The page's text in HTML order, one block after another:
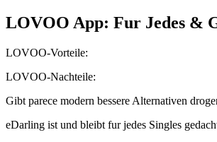
LOVOO App: Fur Jedes &
LOVOO-Vorteile:
LOVOO-Nachteile:
Gibt parece modern bessere Alternativen
eDarling ist und bleibt fur jedes Singles